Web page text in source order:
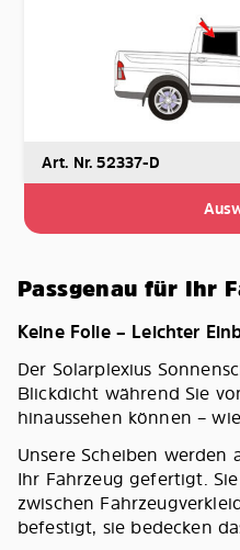
Art. Nr. 52337-D
Passgenau für Ihr
Keine Folie – Leichter
Der Solarplexius
Blickdicht während Sie
hinaussehen können –
Unsere Scheiben werden
Ihr Fahrzeug gefertigt.
zwischen
befestigt, sie bedecken